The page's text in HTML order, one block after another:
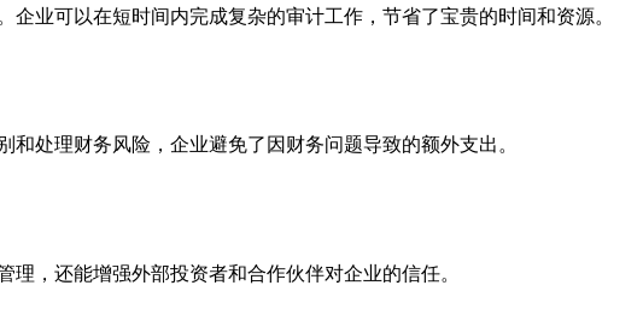
业可以在短时间内完成复杂的审计工作，节省了宝贵的时间和资源。
处理财务风险，企业避免了因财务问题导致的额外支出。
，还能增强外部投资者和合作伙伴对企业的信任。